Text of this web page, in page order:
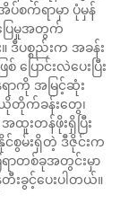
ပ်စက်ရာမှာ ပုံမှန်
ြေမှုအတွက်
ပစ္စည်းက အခန်း
ောင်းလဲပေးပြီး
ကို အမြင့်ဆုံး
ယိုတိုက်ခန်းတွေ၊
ထူးတန်ဖိုးရှိပြီး
င်စွမ်းရှိတဲ့ ဒီဇိုင်းက
တစ်ခုအတွင်းမှာ
ခွင့်ပေးပါတယ်။